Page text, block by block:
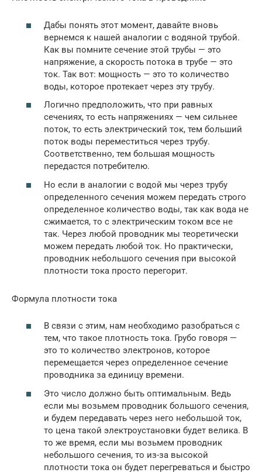
Дабы понять этот момент, давайте вновь
вернемся к нашей аналогии с водяной трубой.
Как вы помните сечение этой трубы — это
напряжение, а скорость потока в трубе — это
ток. Так вот: мощность — это то количество
воды, которое протекает через эту трубу.
Логично предположить, что при равных
сечениях, то есть напряжениях — чем сильнее
поток, то есть электрический ток, тем больший
поток воды переместиться через трубу.
Соответственно, тем большая мощность
передастся потребителю.
Но если в аналогии с водой мы через трубу
определенного сечения можем передать строго
определенное количество воды, так как вода не
сжимается, то с электрическим током все не
так. Через любой проводник мы теоретически
можем передать любой ток. Но практически,
проводник небольшого сечения при высокой
плотности тока просто перегорит.
Формула плотности тока
В связи с этим, нам необходимо разобраться с
тем, что такое плотность тока. Грубо говоря —
это то количество электронов, которое
перемещается через определенное сечение
проводника за единицу времени.
Это число должно быть оптимальным. Ведь
если мы возьмем проводник большого сечения,
и будем передавать через него небольшой ток,
то цена такой электроустановки будет велика. В
то же время, если мы возьмем проводник
небольшого сечения, то из-за высокой
плотности тока он будет перегреваться и быстро